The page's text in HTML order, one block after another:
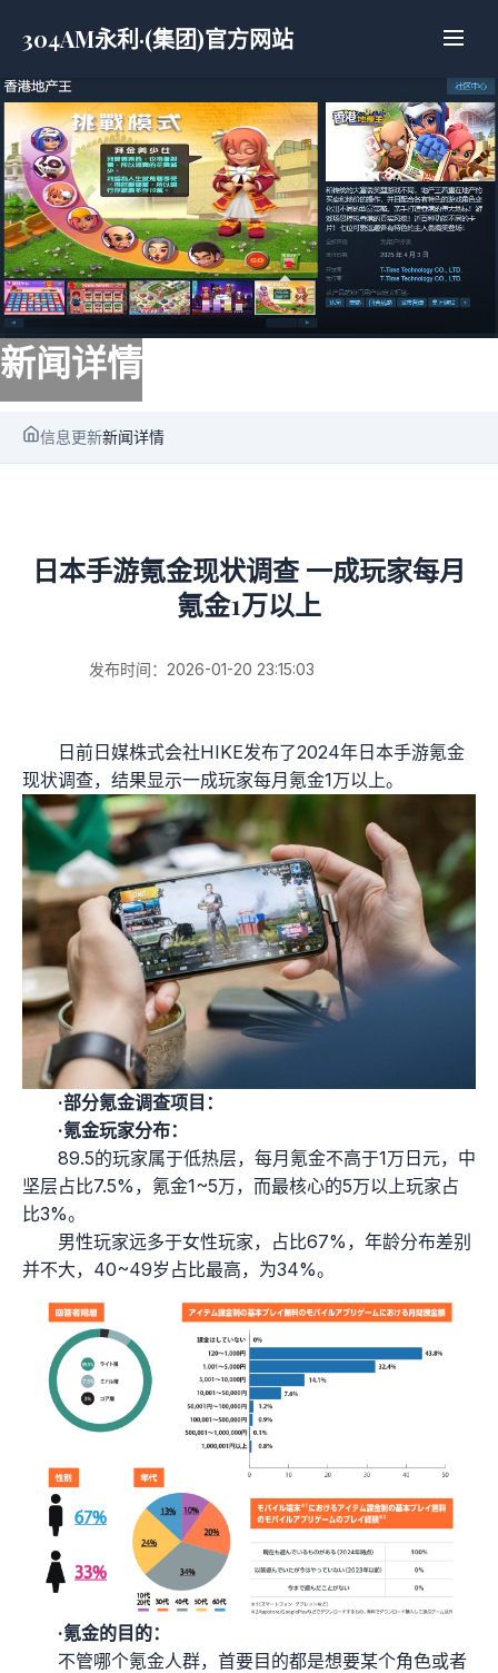
304AM永利·(集团)官方网站
新闻详情
信息更新新闻详情
日本手游氪金现状调查 一成玩家每月
氪金1万以上
发布时间：2026-01-20 23:15:03
日前日媒株式会社HIKE发布了2024年日本手游氪金
现状调查，结果显示一成玩家每月氪金1万以上。
·部分氪金调查项目：
·氪金玩家分布：
89.5的玩家属于低热层，每月氪金不高于1万日元，中
坚层占比7.5%，氪金1~5万，而最核心的5万以上玩家占
比3%。
男性玩家远多于女性玩家，占比67%，年龄分布差别
并不大，40~49岁占比最高，为34%。
·氪金的目的：
不管哪个氪金人群，首要目的都是想要某个角色或者